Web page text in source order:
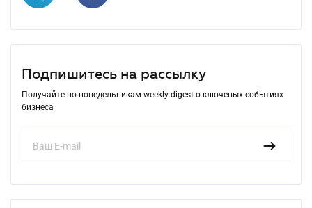
Подпишитесь на рассылку
Получайте по понедельникам weekly-digest о ключевых событиях
бизнеса